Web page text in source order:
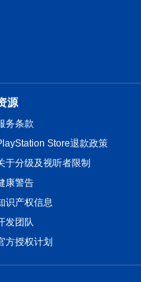
源
务条款
Store退款政策
于分级及视听者限制
康警告
识产权信息
发团队
方授权计划